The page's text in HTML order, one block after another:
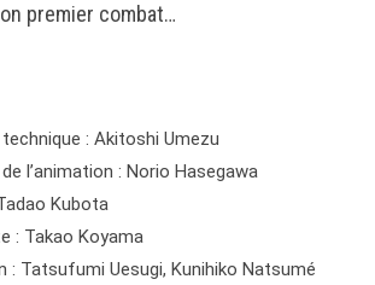
premier combat…
: Akitoshi Umezu
l’animation : Norio Hasegawa
Kubota
: Takao Koyama
: Tatsufumi Uesugi, Kunihiko Natsumé